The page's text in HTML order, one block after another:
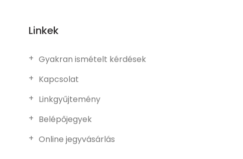
Linkek
Gyakran ismételt kérdések
Kapcsolat
Linkgyűjtemény
Belépőjegyek
Online jegyvásárlás